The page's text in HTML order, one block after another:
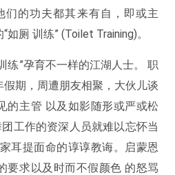
的功夫都其来有自，即或主
厕 训练” (Toilet Training)。
练”孕育不一样的江湖人士。 职
期，周遭朋友相聚，大伙儿谈
的主管 以及如影随形或严或松
工作的资深人员就难以忘怀当
耳提面命的谆谆教诲。启蒙恩
要求以及时而不假颜色 的怒骂